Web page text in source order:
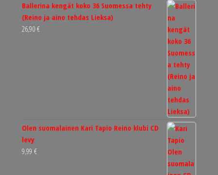
Ballerina kengät koko 36 Suomessa tehty
(Reino ja aino tehdas Lieksa)
26,90 €
Olen suomalainen Kari Tapio Reino klubi CD
levy
9,99 €